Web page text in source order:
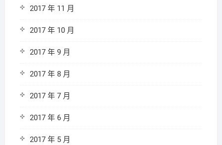
2017 年 11 月
2017 年 10 月
2017 年 9 月
2017 年 8 月
2017 年 7 月
2017 年 6 月
2017 年 5 月